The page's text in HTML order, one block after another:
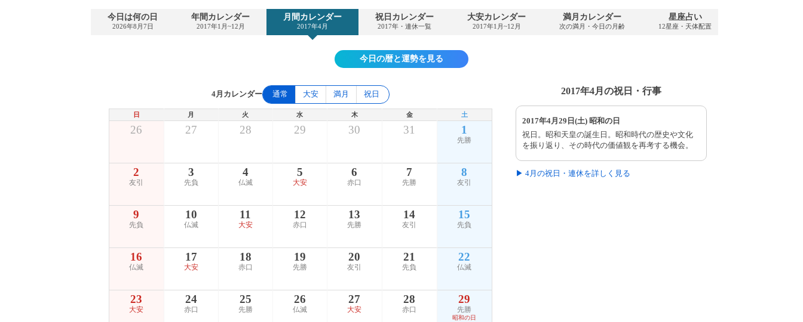
今日は何の日
2026年8月7日
年間カレンダー
2017年1月~12月
月間カレンダー
2017年4月
祝日カレンダー
2017年・連休一覧
大安カレンダー
2017年1月~12月
満月カレンダー
次の満月・今日の月齢
星座占い
12星座・天体配置
今日の暦と運勢を見る
4月カレンダー 通常 大安 満月 祝日
日 月 火 水 木 金 土
26 27 28 29 30 31 1
先勝
2
友引
3
先負
4
仏滅
5
大安
6
赤口
7
先勝
8
友引
9
先負
10
仏滅
11
大安
12
赤口
13
先勝
14
友引
15
先負
16
仏滅
17
大安
18
赤口
19
先勝
20
友引
21
先負
22
仏滅
23
大安
24
赤口
25
先勝
26
仏滅
27
大安
28
赤口
29
先勝
昭和の日
2017年4月の祝日・行事
2017年4月29日(土) 昭和の日
祝日。昭和天皇の誕生日。昭和時代の歴史や文化
を振り返り、その時代の価値観を再考する機会。
▶ 4月の祝日・連休を詳しく見る